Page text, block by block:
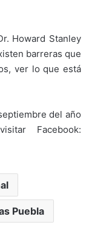
Howard Stanley
barreras que
ver lo que está
del año
Facebook:
Puebla